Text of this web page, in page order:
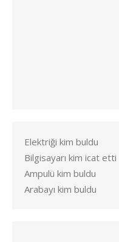
Elektriği kim buldu
Bilgisayarı kim icat etti
Ampulü kim buldu
Arabayı kim buldu